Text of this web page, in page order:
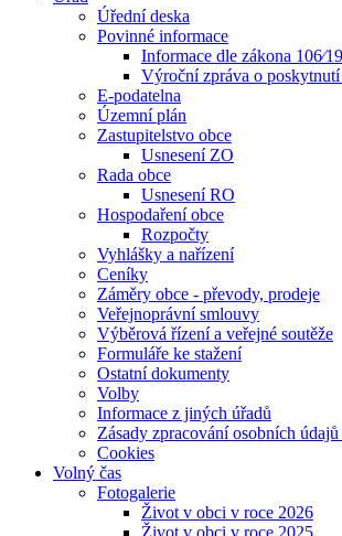
Úřední deska
Povinné informace
Informace dle zákona
Výroční zpráva o
E-podatelna
Územní plán
Zastupitelstvo obce
Usnesení ZO
Rada obce
Usnesení RO
Hospodaření obce
Rozpočty
Vyhlášky a nařízení
Ceníky
Záměry obce - převody, prodeje
Veřejnoprávní smlouvy
Výběrová řízení a veřejné soutěže
Formuláře ke stažení
Ostatní dokumenty
Volby
Informace z jiných úřadů
Zásady zpracování osobních
Cookies
Volný čas
Fotogalerie
Život v obci v roce 2026
Život v obci v roce 2025